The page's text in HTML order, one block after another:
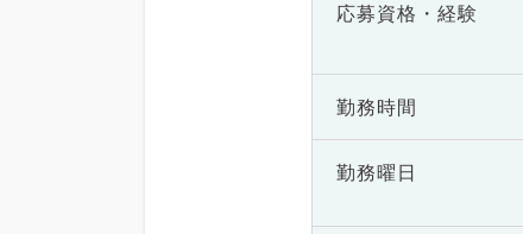
応募資格・ 経験
勤務時間
勤務曜日